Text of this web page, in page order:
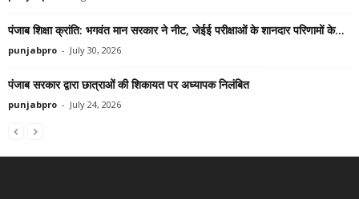
पंजाब शिक्षा क्रांति: भगवंत मान सरकार ने नीट, जेईई परीक्षाओं के शानदार परिणामों के...
punjabpro - July 30, 2026
पंजाब सरकार द्वारा छात्राओं की शिकायत पर अध्यापक निलंबित
punjabpro - July 24, 2026